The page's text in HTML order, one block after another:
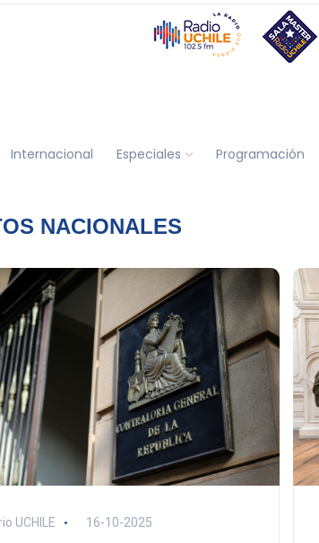
Internacional Especiales Programación
NACIONALES
UCHILE 16-10-2025